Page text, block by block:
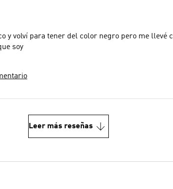
y volví para tener del color negro pero me llevé
soy
Leer más reseñas